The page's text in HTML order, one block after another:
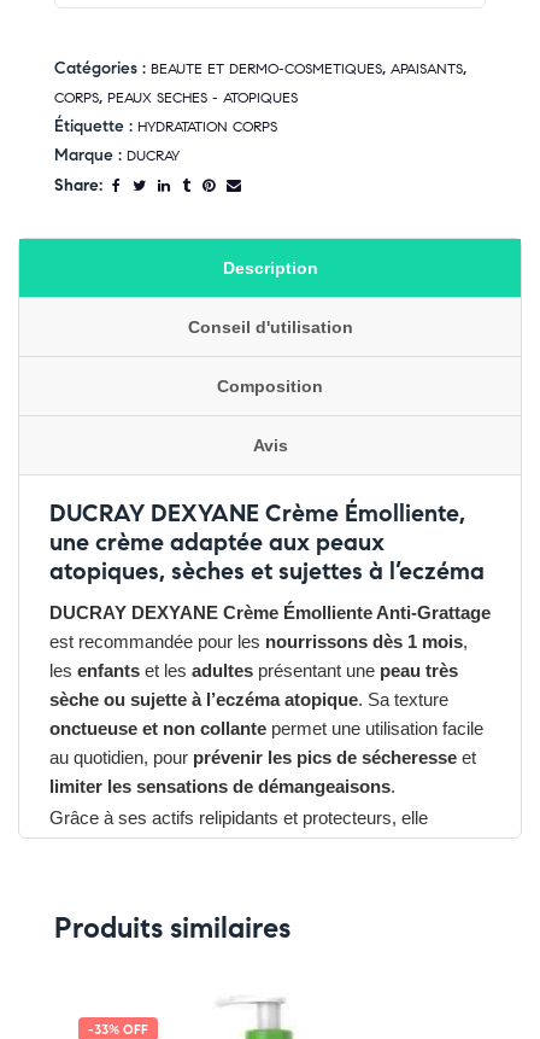
Catégories : BEAUTE ET DERMO-COSMETIQUES, APAISANTS,
CORPS, PEAUX SECHES - ATOPIQUES
Étiquette : HYDRATATION CORPS
Marque : DUCRAY
Share:
Description
Conseil d'utilisation
Composition
Avis
DUCRAY DEXYANE Crème Émolliente,
une crème adaptée aux peaux
atopiques, sèches et sujettes à l’eczéma
DUCRAY DEXYANE Crème Émolliente Anti-Grattage
est recommandée pour les nourrissons dès 1 mois,
les enfants et les adultes présentant une peau très
sèche ou sujette à l’eczéma atopique. Sa texture
onctueuse et non collante permet une utilisation facile
au quotidien, pour prévenir les pics de sécheresse et
limiter les sensations de démangeaisons.
Grâce à ses actifs relipidants et protecteurs, elle
Émolliente
➤ Hydrate durablement et renforce la barrière cutanée
➤ Texture fondante, non grasse, rapidement absorbée
Produits similaires
-33% OFF